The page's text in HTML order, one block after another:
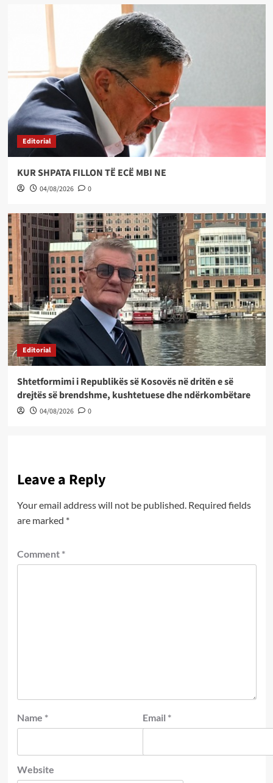
Editorial
KUR SHPATA FILLON TË ECË MBI NE
04/08/2026 0
Editorial
Shtetformimi i Republikës së Kosovës në dritën e së
drejtës së brendshme, kushtetuese dhe ndërkombëtare
04/08/2026 0
Leave a Reply
Your email address will not be published. Required fields
are marked *
Comment *
Name * Email *
Website